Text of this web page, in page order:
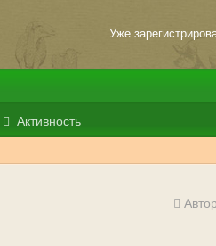
Уже
Активность